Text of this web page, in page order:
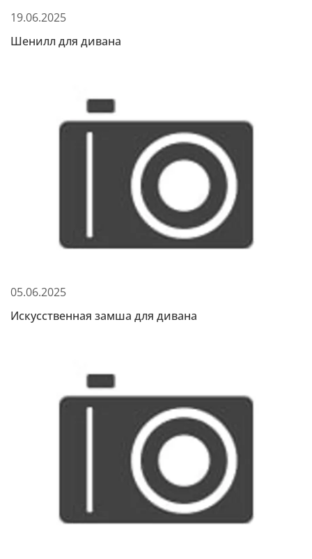
19.06.2025
Шенилл для дивана
05.06.2025
Искусственная замша для дивана